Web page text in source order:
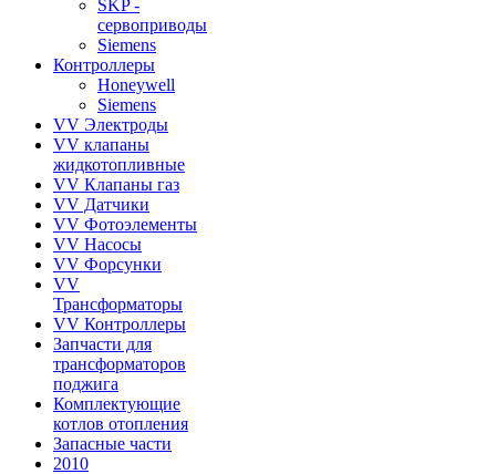
SKP -
сервоприводы
Siemens
Контроллеры
Honeywell
Siemens
VV Электроды
VV клапаны
жидкотопливные
VV Клапаны газ
VV Датчики
VV Фотоэлементы
VV Насосы
VV Форсунки
VV
Трансформаторы
VV Контроллеры
Запчасти для
трансформаторов
поджига
Комплектующие
котлов отопления
Запасные части
2010